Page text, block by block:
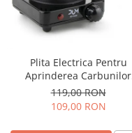
Plita Electrica Pentru
Aprinderea Carbunilor
Narghilea
119,00 RON
109,00 RON